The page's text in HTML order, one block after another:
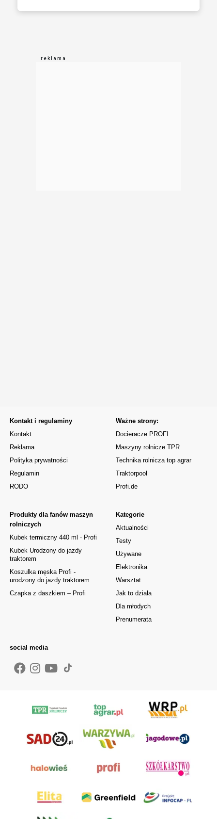
Kontakt i regulaminy
Kontakt
Reklama
Polityka prywatności
Regulamin
RODO
Kategorie
Aktualności
Testy
Używane
Elektronika
Warsztat
Jak to działa
Dla młodych
Prenumerata
Produkty dla fanów maszyn
rolniczych
Kubek termiczny 440 ml - Profi
Kubek Urodzony do jazdy
traktorem
Koszulka męska Profi -
urodzony do jazdy traktorem
Czapka z daszkiem – Profi
Ważne strony:
Docieracze PROFI
Maszyny rolnicze TPR
Technika rolnicza top agrar
Traktorpool
Profi.de
social media